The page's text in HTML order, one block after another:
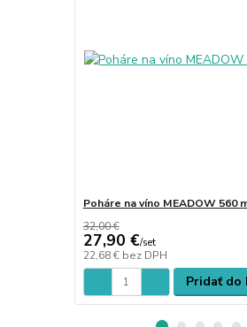
Poháre na víno MEADOW 560
32,00 €
27,90 €/set
22,68 € bez DPH
Pridať do